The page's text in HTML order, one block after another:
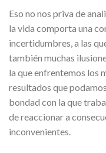
Eso no nos priva de
la vida comporta una
incertidumbres, a las
también muchas
la que enfrentemos los
resultados que
bondad con la que
de reaccionar a
inconvenientes.